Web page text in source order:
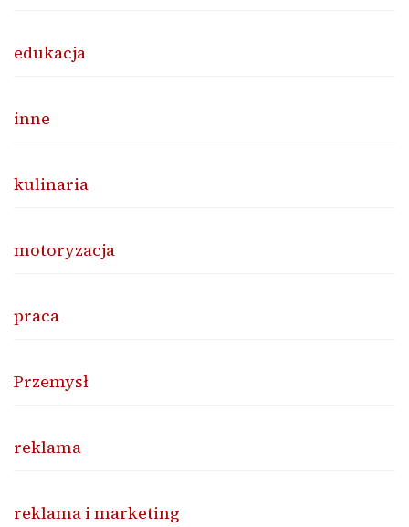
edukacja
inne
kulinaria
motoryzacja
praca
Przemysł
reklama
reklama i marketing